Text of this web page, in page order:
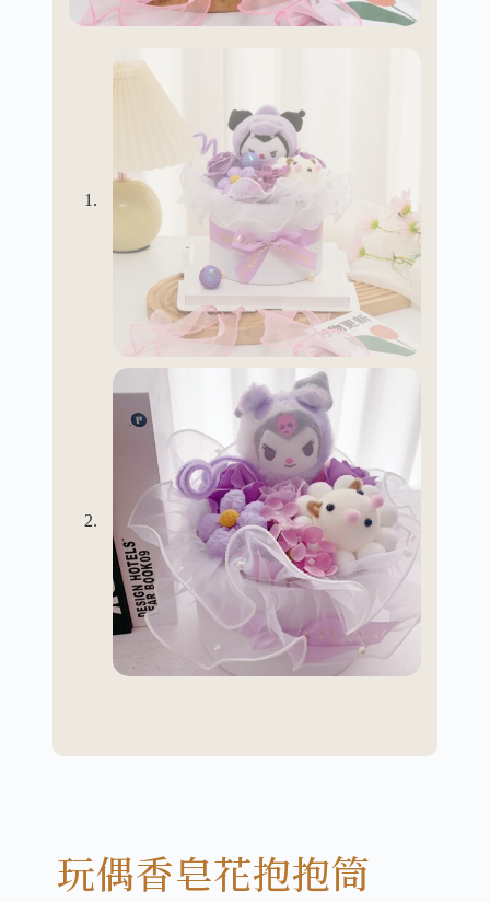
玩偶香皂花抱抱筒